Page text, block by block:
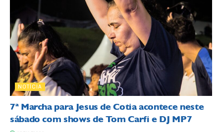
NOTÍCIA
7ª Marcha para Jesus de Cotia acontece neste
sábado com shows de Tom Carfi e DJ MP7